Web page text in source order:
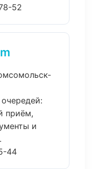
52
приём,
и
44